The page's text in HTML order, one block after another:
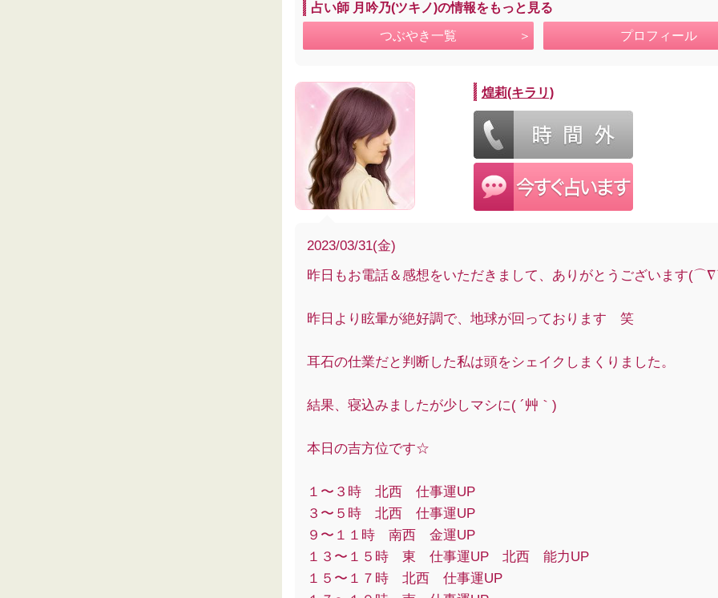
占い師 月吟乃(ツキノ)の情報をもっと見る
つぶやき一覧 プロフィール
煌莉(キラリ)
2023/03/31(金)
昨日もお電話＆感想をいただきまして、ありがとうございます
昨日より眩暈が絶好調で、地球が回っております 笑
耳石の仕業だと判断した私は頭をシェイクしまくりました。
結果、寝込みましたが少しマシに( ´艸｀)
本日の吉方位です☆
１〜３時 北西 仕事運UP
３〜５時 北西 仕事運UP
９〜１１時 南西 金運UP
１３〜１５時 東 仕事運UP 北西 能力UP
１５〜１７時 北西 仕事運UP